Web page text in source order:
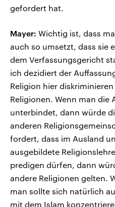
gefordert hat.
Mayer: Wichtig ist, dass
auch so umsetzt, dass sie
dem Verfassungsgericht
ich dezidiert der
Religion hier
Religionen. Wenn man die
unterbindet, dann würde
anderen
fordert, dass im Ausland
ausgebildete
predigen dürfen, dann
andere Religionen gelten.
man sollte sich natürlich
mit dem Islam